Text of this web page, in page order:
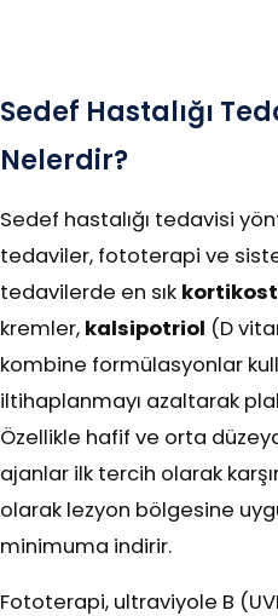
Sedef Hastalığı
Nelerdir?
Sedef hastalığı tedavisi
tedaviler, fototerapi ve
tedavilerde en sık
kremler, kalsipotriol (D
kombine formülasyonlar
iltihaplanmayı azaltarak
Özellikle hafif ve orta
ajanlar ilk tercih olarak
olarak lezyon bölgesine
minimuma indirir.
Fototerapi, ultraviyole B